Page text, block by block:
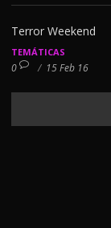
Terror Weekend
TEMÁTICAS
0 / 15 Feb 16